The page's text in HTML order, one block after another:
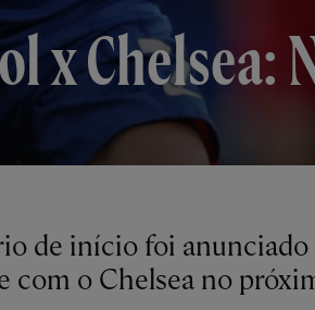
x Chelsea:
com o Chelsea no